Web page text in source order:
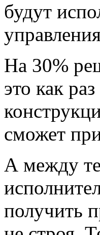
будут
На 30%
это как
сможет
А между
получить